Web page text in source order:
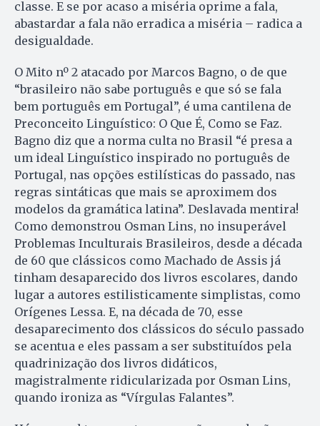
classe. E se por acaso a miséria oprime a fala,
abastardar a fala não erradica a miséria – radica a
desigualdade.
O Mito nº 2 atacado por Marcos Bagno, o de que
“brasileiro não sabe português e que só se fala
bem português em Portugal”, é uma cantilena de
Preconceito Linguístico: O Que É, Como se Faz.
Bagno diz que a norma culta no Brasil “é presa a
um ideal Linguístico inspirado no português de
Portugal, nas opções estilísticas do passado, nas
regras sintáticas que mais se aproximem dos
modelos da gramática latina”. Deslavada mentira!
Como demonstrou Osman Lins, no insuperável
Problemas Inculturais Brasileiros, desde a década
de 60 que clássicos como Machado de Assis já
tinham desaparecido dos livros escolares, dando
lugar a autores estilisticamente simplistas, como
Orígenes Lessa. E, na década de 70, esse
desaparecimento dos clássicos do século passado
se acentua e eles passam a ser substituídos pela
quadrinização dos livros didáticos,
magistralmente ridicularizada por Osman Lins,
quando ironiza as “Vírgulas Falantes”.